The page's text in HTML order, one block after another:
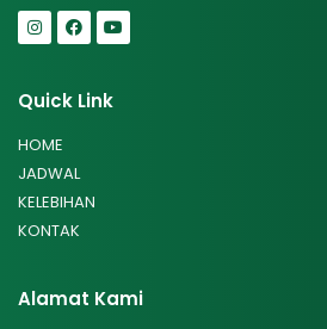
Quick Link
HOME
JADWAL
KELEBIHAN
KONTAK
Alamat Kami